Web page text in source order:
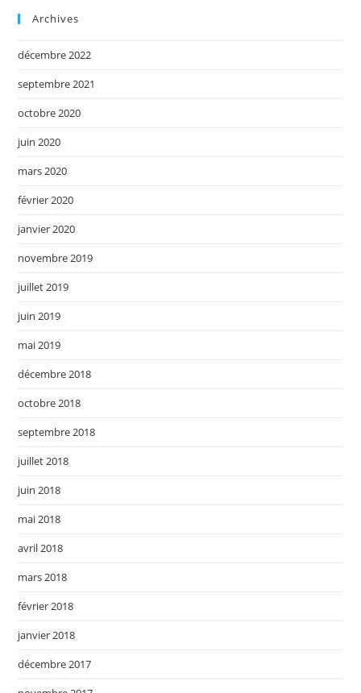
Archives
décembre 2022
septembre 2021
octobre 2020
juin 2020
mars 2020
février 2020
janvier 2020
novembre 2019
juillet 2019
juin 2019
mai 2019
décembre 2018
octobre 2018
septembre 2018
juillet 2018
juin 2018
mai 2018
avril 2018
mars 2018
février 2018
janvier 2018
décembre 2017